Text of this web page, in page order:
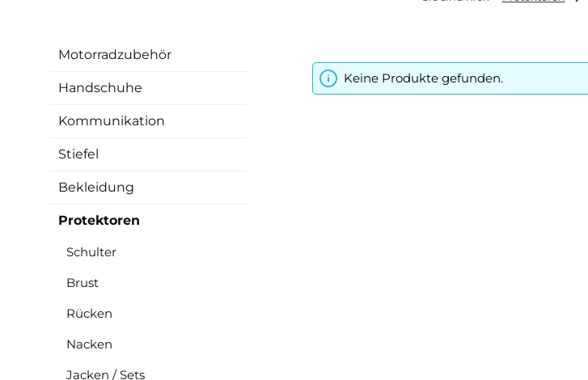
Motorradzubehör
Handschuhe
Kommunikation
Stiefel
Bekleidung
Protektoren
Schulter
Brust
Rücken
Nacken
Jacken / Sets
Keine Produkte gefunden.